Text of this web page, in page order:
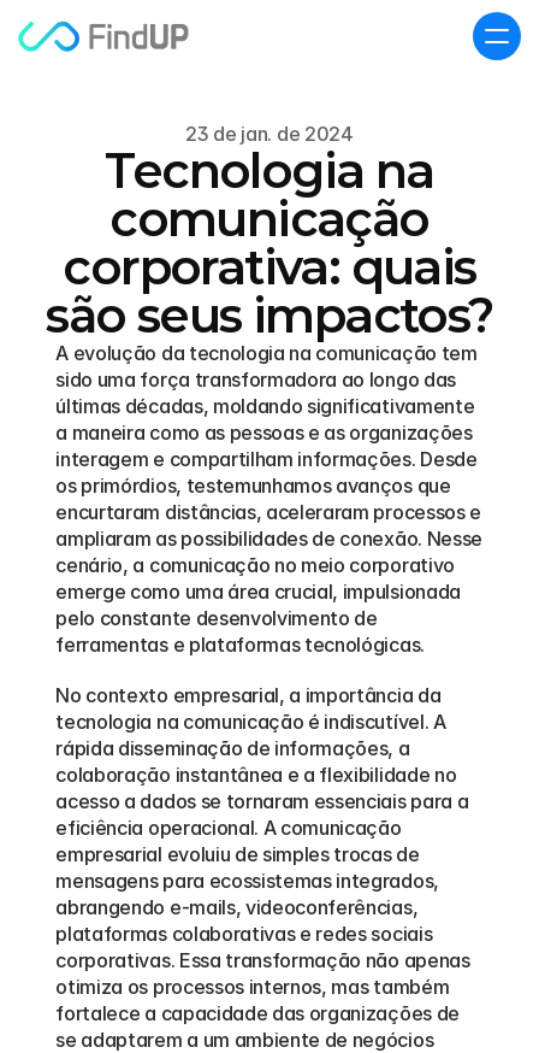
23 de jan. de 2024
Tecnologia na
comunicação
corporativa: quais
são seus impactos?
A evolução da tecnologia na comunicação tem
sido uma força transformadora ao longo das
últimas décadas, moldando significativamente
a maneira como as pessoas e as organizações
interagem e compartilham informações. Desde
os primórdios, testemunhamos avanços que
encurtaram distâncias, aceleraram processos e
ampliaram as possibilidades de conexão. Nesse
cenário, a comunicação no meio corporativo
emerge como uma área crucial, impulsionada
pelo constante desenvolvimento de
ferramentas e plataformas tecnológicas.
No contexto empresarial, a importância da
tecnologia na comunicação é indiscutível. A
rápida disseminação de informações, a
colaboração instantânea e a flexibilidade no
acesso a dados se tornaram essenciais para a
eficiência operacional. A comunicação
empresarial evoluiu de simples trocas de
mensagens para ecossistemas integrados,
abrangendo e-mails, videoconferências,
plataformas colaborativas e redes sociais
corporativas. Essa transformação não apenas
otimiza os processos internos, mas também
fortalece a capacidade das organizações de
se adaptarem a um ambiente de negócios